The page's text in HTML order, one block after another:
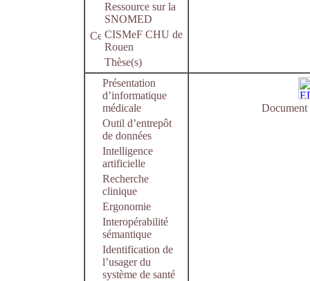
Ressource sur la
SNOMED
CISMeF CHU de
Rouen
Thèse(s)
Présentation
d’informatique
médicale
Outil d’entrepôt
de données
Intelligence
artificielle
Recherche
clinique
Ergonomie
Interopérabilité
sémantique
Identification de
l’usager du
système de santé
Document